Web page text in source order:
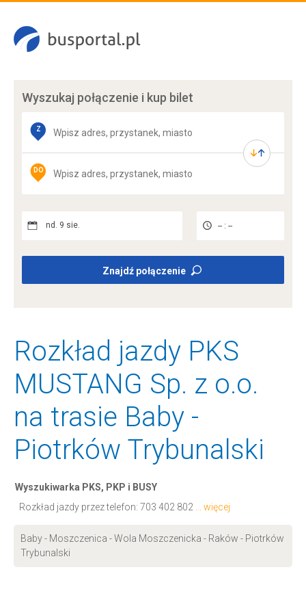
Wyszukaj połączenie i kup bilet
Z
DO
nd. 9 sie. -- : --
Znajdź połączenie
Rozkład jazdy PKS
MUSTANG Sp. z o.o.
na trasie Baby -
Piotrków Trybunalski
Wyszukiwarka PKS, PKP i BUSY
Rozkład jazdy przez telefon: 703 402 802 ... więcej
Baby - Moszczenica - Wola Moszczenicka - Raków - Piotrków
Trybunalski